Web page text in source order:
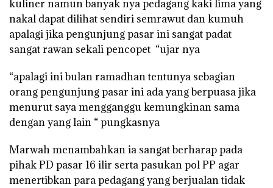
kuliner namun banyak nya pedagang kaki lima yang
nakal dapat dilihat sendiri semrawut dan kumuh
apalagi jika pengunjung pasar ini sangat padat
sangat rawan sekali pencopet “ujar nya
“apalagi ini bulan ramadhan tentunya sebagian
orang pengunjung pasar ini ada yang berpuasa jika
menurut saya mengganggu kemungkinan sama
dengan yang lain “ pungkasnya
Marwah menambahkan ia sangat berharap pada
pihak PD pasar 16 ilir serta pasukan pol PP agar
menertibkan para pedagang yang berjualan tidak